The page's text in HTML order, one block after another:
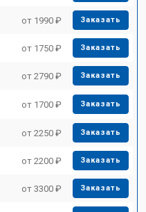
от 1990 ₽ Заказать
от 1750 ₽ Заказать
от 2790 ₽ Заказать
от 1700 ₽ Заказать
от 2250 ₽ Заказать
от 2200 ₽ Заказать
от 3300 ₽ Заказать